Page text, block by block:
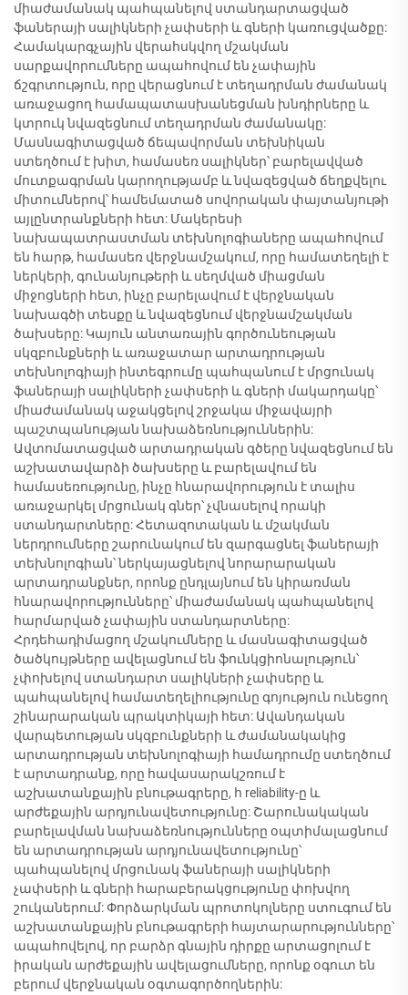
միաժամանակ պահպանելով ստանդարտացված
ֆաներայի սալիկների չափսերի և գների կառուցվածքը:
Համակարգչային վերահսկվող մշակման
սարքավորումները ապահովում են չափային
ճշգրտություն, որը վերացնում է տեղադրման ժամանակ
առաջացող համապատասխանեցման խնդիրները և
կտրուկ նվազեցնում տեղադրման ժամանակը:
Մասնագիտացված ճեպավորման տեխնիկան
ստեղծում է խիտ, համասեռ սալիկներ՝ բարելավված
մուտքագրման կարողությամբ և նվազեցված ճեղքվելու
միտումներով՝ համեմատած սովորական փայտանյութի
այլընտրանքների հետ: Մակերեսի
նախապատրաստման տեխնոլոգիաները ապահովում
են հարթ, համասեռ վերջնամշակում, որը համատեղելի է
ներկերի, գունանյութերի և սեղմված միացման
միջոցների հետ, ինչը բարելավում է վերջնական
նախագծի տեսքը և նվազեցնում վերջնամշակման
ծախսերը: Կայուն անտառային գործունեության
սկզբունքների և առաջատար արտադրության
տեխնոլոգիայի ինտեգրումը պահպանում է մրցունակ
ֆաներայի սալիկների չափսերի և գների մակարդակը՝
միաժամանակ աջակցելով շրջակա միջավայրի
պաշտպանության նախաձեռնություններին:
Ավտոմատացված արտադրական գծերը նվազեցնում են
աշխատավարձի ծախսերը և բարելավում են
համասեռությունը, ինչը հնարավորություն է տալիս
առաջարկել մրցունակ գներ՝ չվնասելով որակի
ստանդարտները: Հետազոտական և մշակման
ներդրումները շարունակում են զարգացնել ֆաներայի
տեխնոլոգիան՝ ներկայացնելով նորարարական
արտադրանքներ, որոնք ընդլայնում են կիրառման
հնարավորությունները՝ միաժամանակ պահպանելով
հարմարված չափային ստանդարտները:
Հրդեհադիմացող մշակումները և մասնագիտացված
ծածկույթները ավելացնում են ֆունկցիոնալություն՝
չփոխելով ստանդարտ սալիկների չափսերը և
պահպանելով համատեղելիությունը գոյություն ունեցող
շինարարական պրակտիկայի հետ: Ավանդական
վարպետության սկզբունքների և ժամանակակից
արտադրության տեխնոլոգիայի համադրումը ստեղծում
է արտադրանք, որը հավասարակշռում է
աշխատանքային բնութագրերը, հ reliability-ը և
արժեքային արդյունավետությունը: Շարունակական
բարելավման նախաձեռնությունները օպտիմալացնում
են արտադրության արդյունավետությունը՝
պահպանելով մրցունակ ֆաներայի սալիկների
չափսերի և գների հարաբերակցությունը փոխվող
շուկաներում: Փորձարկման պրոտոկոլները ստուգում են
աշխատանքային բնութագրերի հայտարարությունները՝
ապահովելով, որ բարձր գնային դիրքը արտացոլում է
իրական արժեքային ավելացումները, որոնք օգուտ են
բերում վերջնական օգտագործողներին: